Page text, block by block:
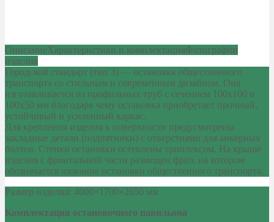
ОписаниеХарактеристики и комплектацияФотографии
изделия
Городской стандарт (тип 3) — остановка общественного
транспорта со стильным и современным дизайном. Она
изготавливается из профильных труб с сечением 100х100 и
100х50 мм благодаря чему остановка приобретает прочный,
устойчивый и усиленный каркас.
Для крепления изделия к поверхности предусмотрены
закладные детали (подпятники) с отверстиями для анкерных
болтов. Стенки остановки остеклены триплексом. На крыше
изделия с фронтальной части размещен фриз, на котором
обозначается название остановки общественного транспорта.
Размер изделия: 4000×1700×2650 мм
Комплектация остановочного павильона